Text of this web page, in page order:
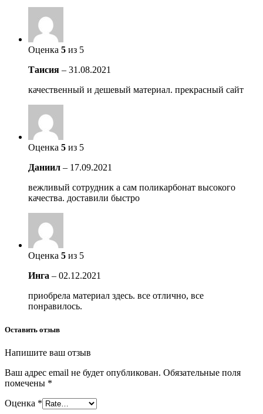
Оценка 5 из 5
Таисия – 31.08.2021
качественный и дешевый материал. прекрасный сайт
Оценка 5 из 5
Даниил – 17.09.2021
вежливый сотрудник а сам поликарбонат высокого
качества. доставили быстро
Оценка 5 из 5
Инга – 02.12.2021
приобрела материал здесь. все отлично, все
понравилось.
Оставить отзыв
Напишите ваш отзыв
Ваш адрес email не будет опубликован. Обязательные поля
помечены *
Оценка *